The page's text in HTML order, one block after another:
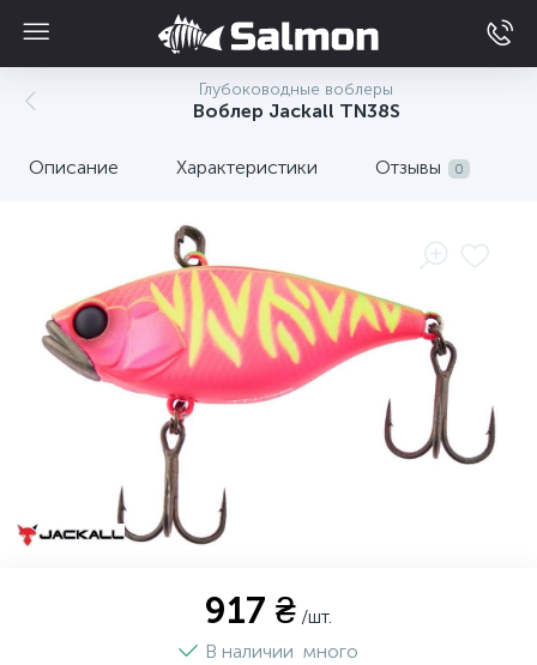
Глубоководные воблеры
Воблер Jackall TN38S
Описание Характеристики Отзывы 0
917 ₴ /шт.
В наличии много